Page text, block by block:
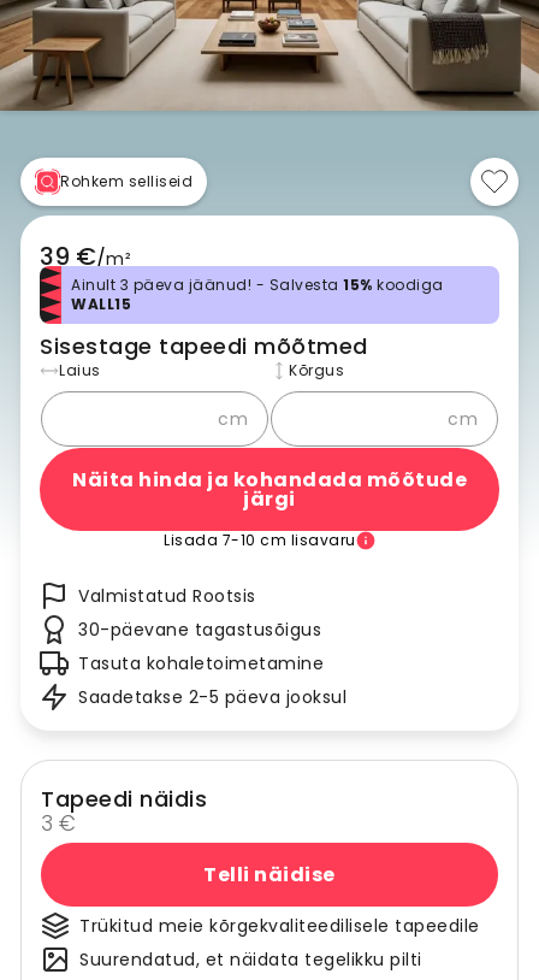
Rohkem selliseid
39 €/m²
Ainult 3 päeva jäänud! - Salvesta 15% koodiga
WALL15
Sisestage tapeedi mõõtmed
Laius
cm
Kõrgus
cm
Näita hinda ja kohandada mõõtude
järgi
Lisada 7-10 cm lisavaru
Valmistatud Rootsis
30-päevane tagastusõigus
Tasuta kohaletoimetamine
Saadetakse 2-5 päeva jooksul
Tapeedi näidis
3 €
Telli näidise
Trükitud meie kõrgekvaliteedilisele tapeedile
Suurendatud, et näidata tegelikku pilti